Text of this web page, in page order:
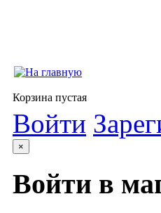
Корзина пустая
Войти
×
Войти в